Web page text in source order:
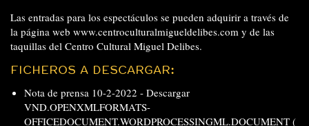
Las entradas para los espectáculos se pueden adquirir a través de
la página web www.centroculturalmigueldelibes.com y de las
taquillas del Centro Cultural Miguel Delibes.
FICHEROS A DESCARGAR:
Nota de prensa 10-2-2022 - Descargar
VND.OPENXMLFORMATS-
OFFICEDOCUMENT.WORDPROCESSINGML.DOCUMENT (